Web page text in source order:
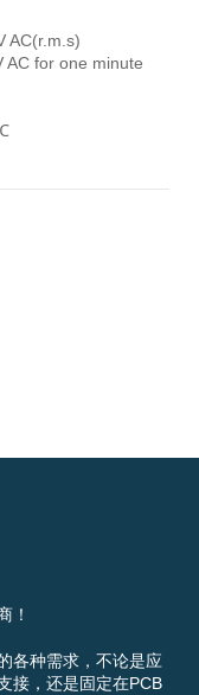
AC(r.m.s)
for one minute
！
各种需求，不论是应
接，还是固定在PCB